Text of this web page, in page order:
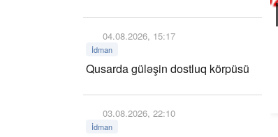
04.08.2026, 15:17
İdman
Qusarda güləşin dostluq körpüsü
03.08.2026, 22:10
İdman